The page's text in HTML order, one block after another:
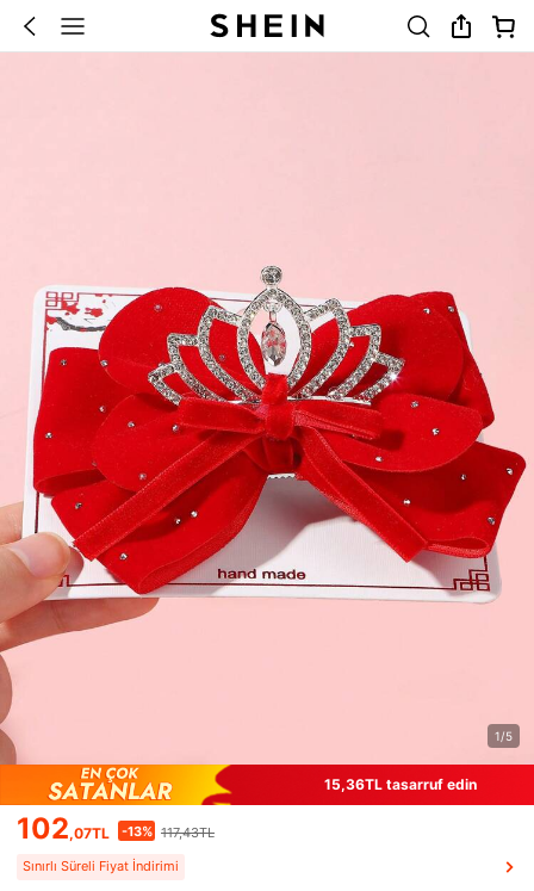
1/5
15,36TL tasarruf edin
102,07TL -13% 117,43TL
Sınırlı Süreli Fiyat İndirimi